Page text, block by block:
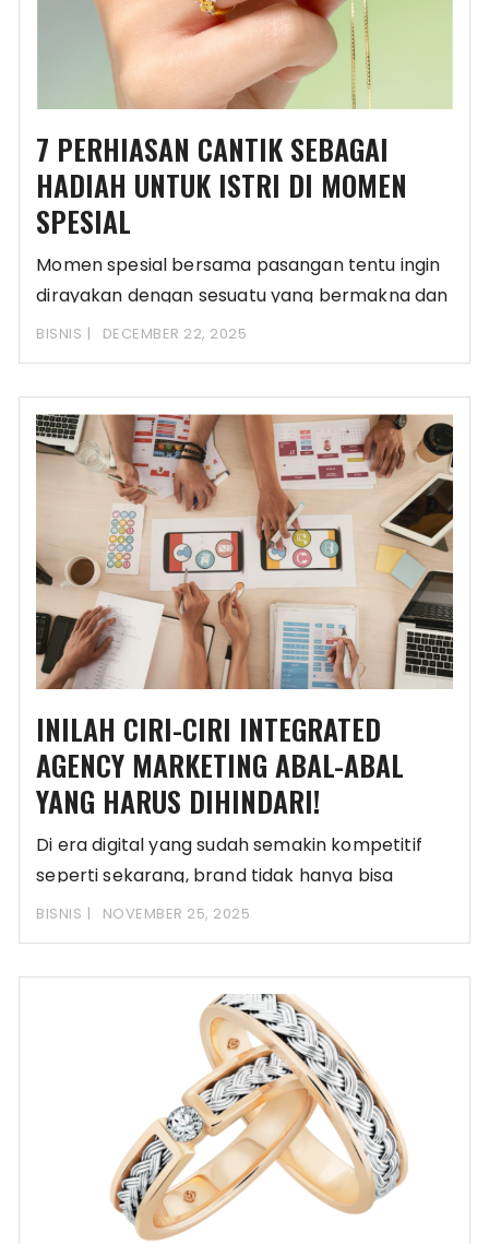
7 PERHIASAN CANTIK SEBAGAI
HADIAH UNTUK ISTRI DI MOMEN
SPESIAL
Momen spesial bersama pasangan tentu ingin
dirayakan dengan sesuatu yang bermakna dan
berkesan. Memilih hadiah
BISNIS DECEMBER 22, 2025
INILAH CIRI-CIRI INTEGRATED
AGENCY MARKETING ABAL-ABAL
YANG HARUS DIHINDARI!
Di era digital yang sudah semakin kompetitif
seperti sekarang, brand tidak hanya bisa
mengandalkan strategi
BISNIS NOVEMBER 25, 2025